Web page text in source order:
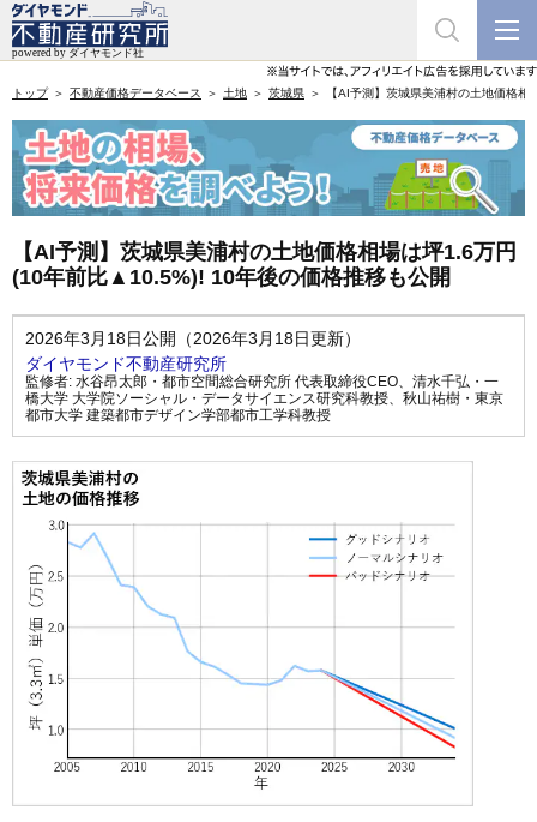
トップ 不動産価格データベース 土地 茨城県 【AI予測】茨城県美浦村の土地価格
【AI予測】茨城県美浦村の土地価格相場は坪1.6万円
(10年前比▲10.5%)! 10年後の価格推移も公開
2026年3月18日公開（2026年3月18日更新）
ダイヤモンド不動産研究所
監修者: 水谷昂太郎・都市空間総合研究所 代表取締役CEO、 清水千弘・一
橋大学 大学院ソーシャル・データサイエンス研究科教授、 秋山祐樹・東京
都市大学 建築都市デザイン学部都市工学科教授